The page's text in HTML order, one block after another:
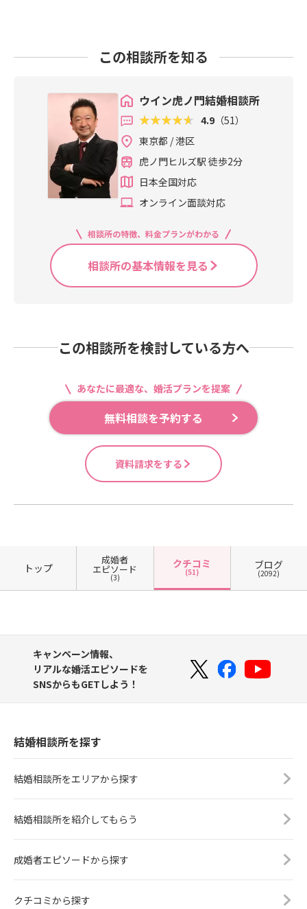
この相談所を知る
ウイン虎ノ門結婚相談所
4.9 （51）
東京都 / 港区
虎ノ門ヒルズ駅 徒歩2分
日本全国対応
オンライン面談対応
相談所の特徴、料金プランがわかる
相談所の基本情報を見る
この相談所を検討している方へ
あなたに最適な、婚活プランを提案
無料相談を予約する
資料請求をする
トップ
成婚者
エピソード
(3)
クチコミ
(51)
ブログ
(2092)
キャンペーン情報、
リアルな婚活エピソードを
SNSからもGETしよう！
結婚相談所を探す
結婚相談所をエリアから探す
結婚相談所を紹介してもらう
成婚者エピソードから探す
クチコミから探す